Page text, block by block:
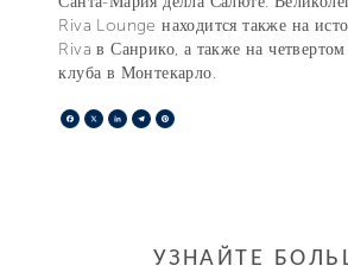
Riva Lounge находится также на
Riva в Санрико, а также на
клуба в Монтекарло.
Facebook
X LinkedIn
Telegram
УЗНАЙТЕ